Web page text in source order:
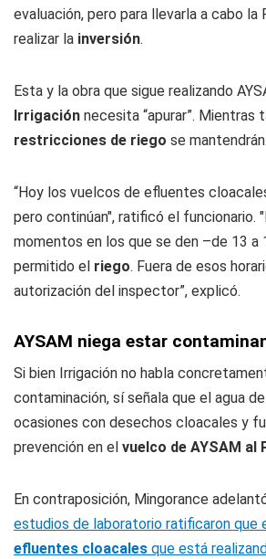
evaluación, pero para llevarla a cabo la
realizar la inversión.
Esta y la obra que sigue realizando
Irrigación necesita “apurar”. Mientras
restricciones de riego se mantendrán.
“Hoy los vuelcos de efluentes
pero continúan", ratificó el funcionario.
momentos en los que se den –de 13 a
permitido el riego. Fuera de esos
autorización del inspector”, explicó.
AYSAM niega estar
Si bien Irrigación no habla
contaminación, sí señala que el agua
ocasiones con desechos cloacales y
prevención en el vuelco de AYSAM al
En contraposición, Mingorance
estudios de laboratorio ratificaron que
efluentes cloacales que está